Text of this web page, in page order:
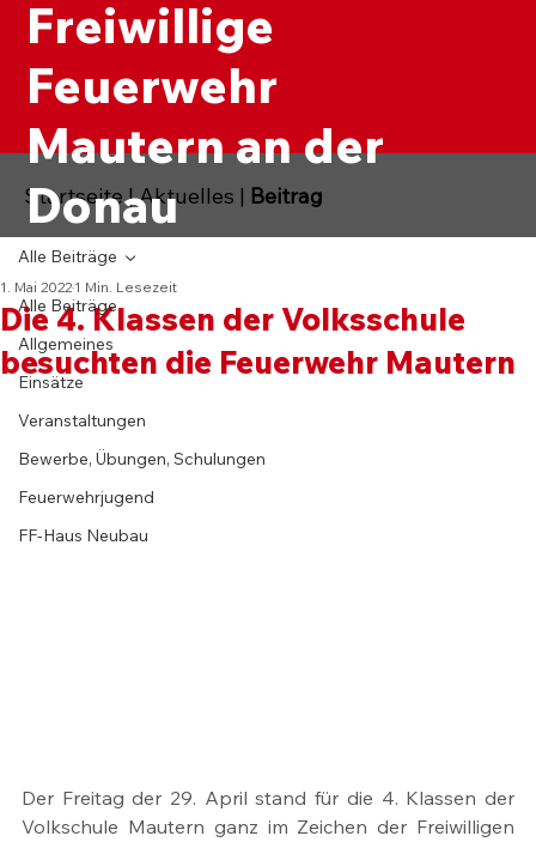
Freiwillige
Feuerwehr
Mautern an der
Donau
Alle Beiträge
Allgemeines
Einsätze
Veranstaltungen
Bewerbe, Übungen, Schulungen
Feuerwehrjugend
FF-Haus Neubau
Alle Beiträge
Die 4. Klassen der Volksschule
besuchten die Feuerwehr Mautern
1. Mai 2022 1 Min. Lesezeit
Der Freitag der 29. April stand für die 4. Klassen der
Volkschule Mautern ganz im Zeichen der Freiwilligen
Startseite|Aktuelles | Beitrag